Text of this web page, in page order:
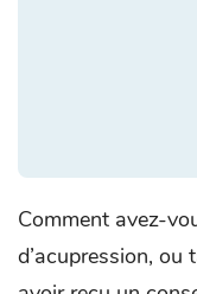
Comment avez-
d’acupression, ou